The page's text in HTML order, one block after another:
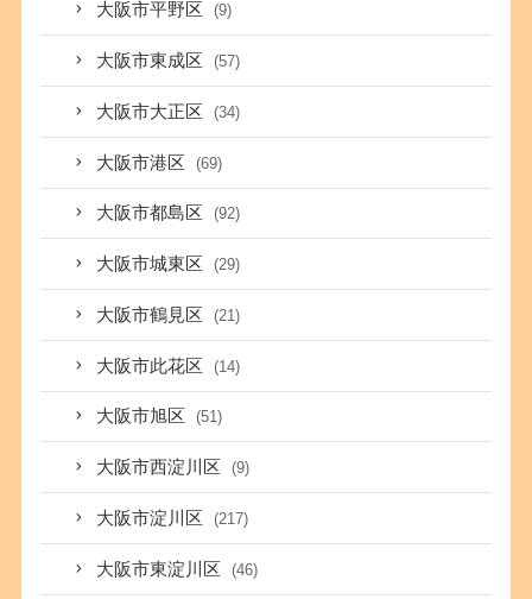
大阪市平野区 (9)
大阪市東成区 (57)
大阪市大正区 (34)
大阪市港区 (69)
大阪市都島区 (92)
大阪市城東区 (29)
大阪市鶴見区 (21)
大阪市此花区 (14)
大阪市旭区 (51)
大阪市西淀川区 (9)
大阪市淀川区 (217)
大阪市東淀川区 (46)